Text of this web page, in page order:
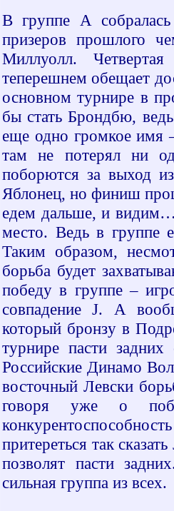
В группе А
призеров прошлого
Миллуолл.
теперешнем обещает
основном турнире в
бы стать Брондбю,
еще одно громкое имя
там не потерял ни
поборются за выход
Яблонец, но финиш
едем дальше, и видим…
место. Ведь в группе
Таким образом,
борьба будет
победу в группе –
совпадение J. А
который бронзу в
турнире пасти
Российские Динамо
восточный Левски
говоря уже о
притереться так
позволят пасти
сильная группа из всех.